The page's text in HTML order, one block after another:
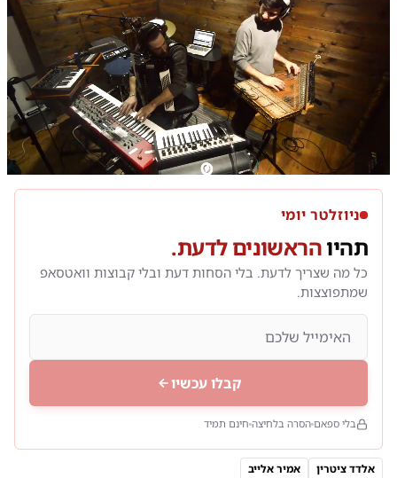
10 0:00 / 3:44
ניוזלטר יומי
תהיוהראשונים לדעת.
כל מה שצריך לדעת. בלי הסחות דעת ובלי קבוצות וואטסאפ
שמתפוצצות.
קבלו עכשיו
בלי ספאם הסרה בלחיצה חינם תמיד
אלדד ציטרין אמיר אלייב